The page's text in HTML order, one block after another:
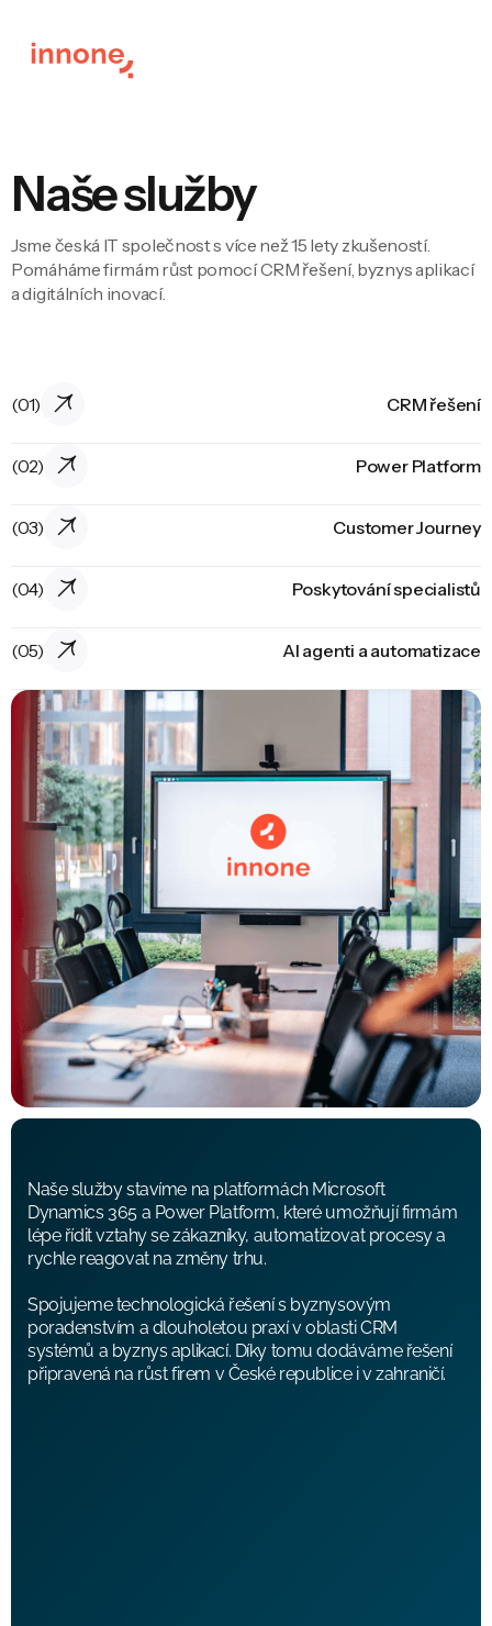
Naše služby
Jsme česká IT společnost s více než 15 lety zkušeností.
Pomáháme firmám růst pomocí CRM řešení, byznys aplikací
a digitálních inovací.
(01) CRM řešení
(02) Power Platform
(03) Customer Journey
(04) Poskytování specialistů
(05) AI agenti a automatizace
Naše služby stavíme na platformách Microsoft
Dynamics 365 a Power Platform, které umožňují firmám
lépe řídit vztahy se zákazníky, automatizovat procesy a
rychle reagovat na změny trhu.
Spojujeme technologická řešení s byznysovým
poradenstvím a dlouholetou praxí v oblasti CRM
systémů a byznys aplikací. Díky tomu dodáváme řešení
připravená na růst firem v České republice i v zahraničí.